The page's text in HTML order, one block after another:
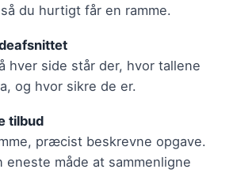
du hurtigt får en ramme.
hver side står der, hvor tallene
og hvor sikre de er.
tilbud
præcist beskrevne opgave.
eneste måde at sammenligne